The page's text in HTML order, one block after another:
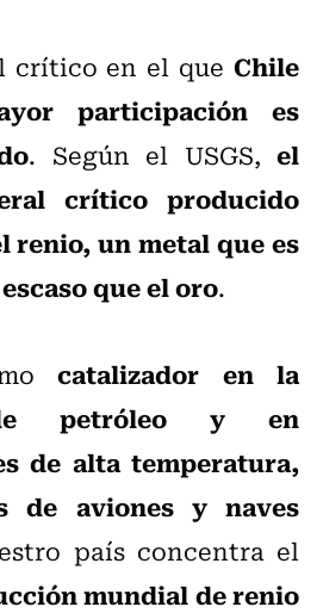
crítico en el que Chile
participación es
. Según el USGS,el
crítico producido
renio, un metal que es
que el oro.
catalizador en la
petróleo y en
de alta temperatura,
de aviones y naves
país concentra el
mundial de renio